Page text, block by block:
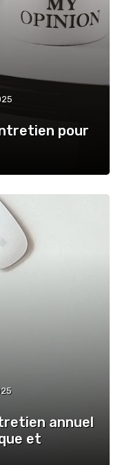
pour
annuel
et